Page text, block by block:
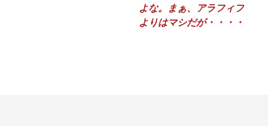
よな。まぁ、アラフィフ
よりはマシだが・・・・